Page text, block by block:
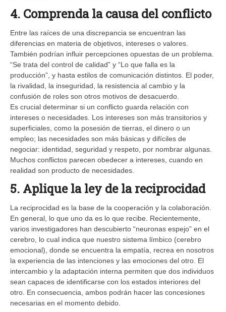
4. Comprenda la causa del conflicto
Entre las raíces de una discrepancia se encuentran las
diferencias en materia de objetivos, intereses o valores.
También podrían influir percepciones opuestas de un problema.
“Se trata del control de calidad” y “Lo que falla es la
producción”, y hasta estilos de comunicación distintos. El poder,
la rivalidad, la inseguridad, la resistencia al cambio y la
confusión de roles son otros motivos de desacuerdo.
Es crucial determinar si un conflicto guarda relación con
intereses o necesidades. Los intereses son más transitorios y
superficiales, como la posesión de tierras, el dinero o un
empleo; las necesidades son más básicas y difíciles de
negociar: identidad, seguridad y respeto, por nombrar algunas.
Muchos conflictos parecen obedecer a intereses, cuando en
realidad son producto de necesidades.
5. Aplique la ley de la reciprocidad
La reciprocidad es la base de la cooperación y la colaboración.
En general, lo que uno da es lo que recibe. Recientemente,
varios investigadores han descubierto “neuronas espejo” en el
cerebro, lo cual indica que nuestro sistema límbico (cerebro
emocional), donde se encuentra la empatía, recrea en nosotros
la experiencia de las intenciones y las emociones del otro. El
intercambio y la adaptación interna permiten que dos individuos
sean capaces de identificarse con los estados interiores del
otro. En consecuencia, ambos podrán hacer las concesiones
necesarias en el momento debido.